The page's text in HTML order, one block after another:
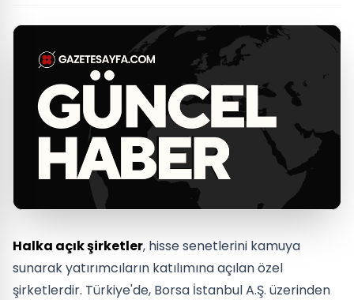
Halka açık şirketler, hisse senetlerini kamuya
sunarak yatırımcıların katılımına açılan özel
şirketlerdir. Türkiye'de, Borsa İstanbul A.Ş. üzerinden